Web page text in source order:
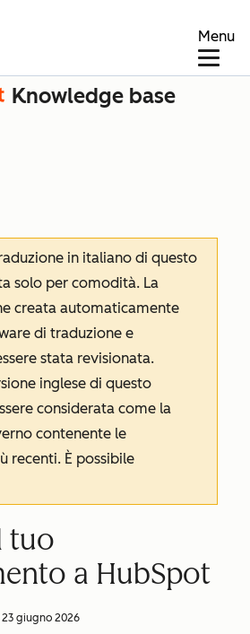
Menu
Knowledge base
in italiano di questo
solo per comodità. La
creata automaticamente
di traduzione e
stata revisionata.
inglese di questo
considerata come la
contenente le
recenti. È possibile
tuo
a HubSpot
23 giugno 2026